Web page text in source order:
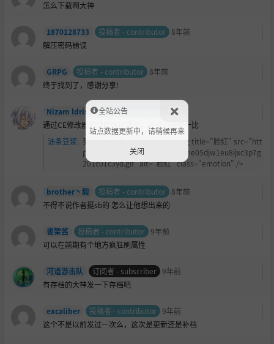
怎么下载啊大神
1870128733 投稿者 - contributor 8年前
解压密码错误
GRPG 投稿者 - contributor 8年前
终于找到了，感谢分享!
Nizam ldris 投稿者 - contributor
8年前
通过CE修改器的帮助强行通关，卧槽，难得一比
油条豆浆: 努力了一个晚上可算通关了 <img title="脸红" src="htt
p://ww2.sinaimg.cn/large/686ee05djw1eu8ijxc3p7g
201c01c3yd.gif" alt="脸红" class="emotion" />
brother丶毅 投稿者 - contributor 8年前
不得不说作者挺sb的 怎么让他想出来的
書架酱 投稿者 - contributor 9年前
可以在前期有个地方疯狂刷属性
河道游击队 订阅者 - subscriber 9年前
有存档的大神发一下存档吧
excaliber 投稿者 - contributor 9年前
这个不是以前发过一次么，这次是更新还是补档
全站公告
站点数据更新中，请稍候再来
关闭